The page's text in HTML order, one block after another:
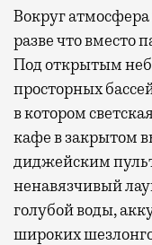
Вокруг
разве что вместо
Под открытым
просторных
в котором
кафе в закрытом
диджейским
ненавязчивый
голубой воды,
широких